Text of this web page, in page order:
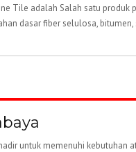
Tile adalah Salah satu
dasar fiber selulosa,
untuk memenuhi kebutuhan